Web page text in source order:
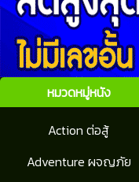
หมวดหมู่หนัง
Action ต่อสู้
Adventure ผจญภัย